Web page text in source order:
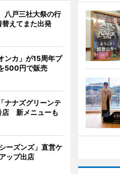
八戸三社大祭の行
えてまた出発
ンカ」が15周年プ
500円で販売
ナナズグリーンテ
店 新メニューも
ーズンズ」直営ケ
ップ出店